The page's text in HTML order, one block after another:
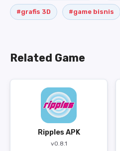
#grafis 3D #game bisnis
Related Game
Ripples APK
v0.8.1